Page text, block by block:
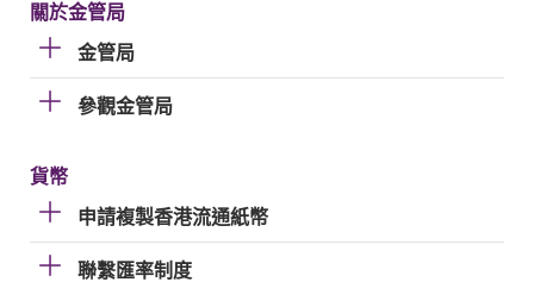
關於金管局
金管局
參觀金管局
貨幣
申請複製香港流通紙幣
聯繫匯率制度